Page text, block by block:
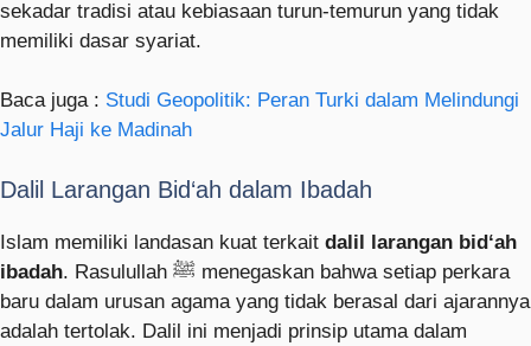
sekadar tradisi atau kebiasaan turun-temurun yang tidak
memiliki dasar syariat.
Baca juga : Studi Geopolitik: Peran Turki dalam Melindungi
Jalur Haji ke Madinah
Dalil Larangan Bid‘ah dalam Ibadah
Islam memiliki landasan kuat terkait dalil larangan bid‘ah
ibadah. Rasulullah ﷺ menegaskan bahwa setiap perkara
baru dalam urusan agama yang tidak berasal dari ajarannya
adalah tertolak. Dalil ini menjadi prinsip utama dalam